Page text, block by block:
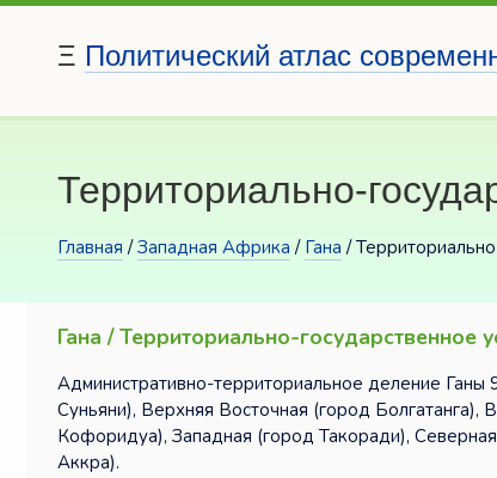
Ξ Политический атлас
Территориально-
Главная /Западная Африка / Гана /
Гана / Территориально-государственное
Административно-территориальное деление
Суньяни), Верхняя Восточная (город
Кофоридуа), Западная (город Такоради),
Аккра).